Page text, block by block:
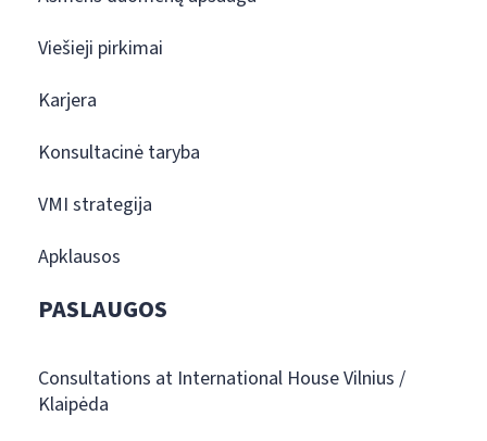
Viešieji pirkimai
Karjera
Konsultacinė taryba
VMI strategija
Apklausos
PASLAUGOS
Consultations at International House Vilnius /
Klaipėda